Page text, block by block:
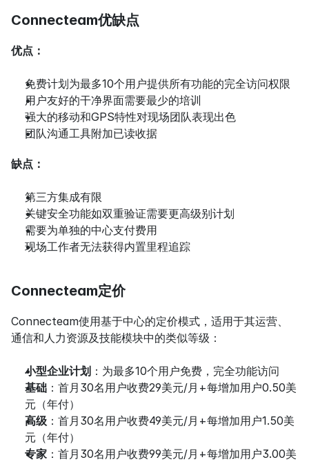
Connecteam优缺点
优点：
免费计划为最多10个用户提供所有功能的完全访问权限
用户友好的干净界面需要最少的培训
强大的移动和GPS特性对现场团队表现出色
团队沟通工具附加已读收据
缺点：
第三方集成有限
关键安全功能如双重验证需要更高级别计划
需要为单独的中心支付费用
现场工作者无法获得内置里程追踪
Connecteam定价
Connecteam使用基于中心的定价模式，适用于其运营、
通信和人力资源及技能模块中的类似等级：
小型企业计划 ：为最多10个用户免费，完全功能访问
基础 ：首月30名用户收费29美元/月+每增加用户0.50美
元（年付）
高级 ：首月30名用户收费49美元/月+每增加用户1.50美
元（年付）
专家 ：首月30名用户收费99美元/月+每增加用户3.00美